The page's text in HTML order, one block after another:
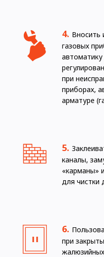
Вносить
газовых
при
приборах,
арматуре
каналы,
«карманы»
для чистки
при